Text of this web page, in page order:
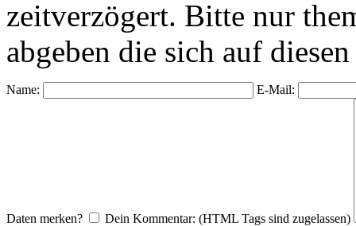
zeitverzögert. Bitte nur
abgeben die sich auf
Name: E-Mail:
Daten merken? Dein Kommentar: (HTML Tags sind zugelassen)